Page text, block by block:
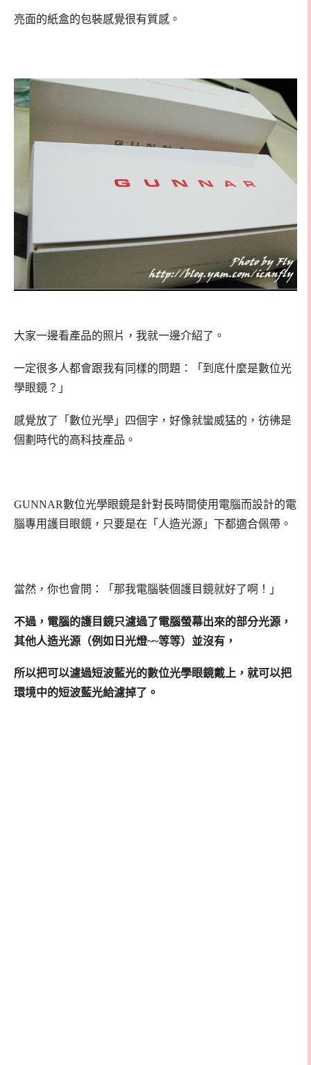
亮面的紙盒的包裝感覺很有質感。
大家一邊看產品的照片，我就一邊介紹了。
一定很多人都會跟我有同樣的問題：「到底什麼是數位光
學眼鏡？」
感覺放了「數位光學」四個字，好像就蠻威猛的，彷彿是
個劃時代的高科技產品。
GUNNAR數位光學眼鏡是針對長時間使用電腦而設計的電
腦專用護目眼鏡，只要是在「人造光源」下都適合佩帶。
當然，你也會問：「那我電腦裝個護目鏡就好了啊！」
不過，電腦的護目鏡只濾過了電腦螢幕出來的部分光源，
其他人造光源（例如日光燈~~等等）並沒有，
所以把可以濾過短波藍光的數位光學眼鏡戴上，就可以把
環境中的短波藍光給濾掉了。